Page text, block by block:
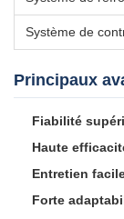
Système de
Principaux
Fiabilité
Haute
Entretien
Forte